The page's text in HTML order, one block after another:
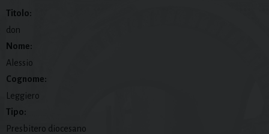
Titolo:
don
Nome:
Alessio
Cognome:
Leggiero
Tipo:
Presbitero diocesano